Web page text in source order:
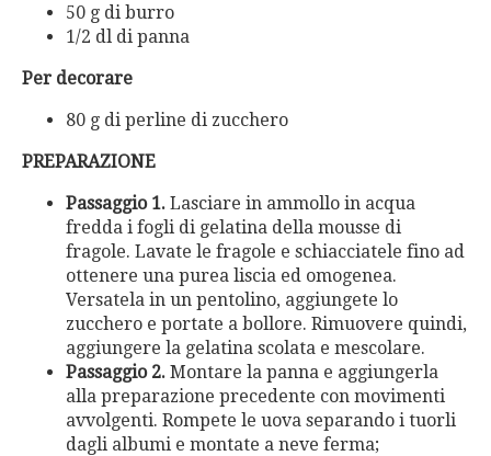
50 g di burro
1/2 dl di panna
Per decorare
80 g di perline di zucchero
PREPARAZIONE
Passaggio 1. Lasciare in ammollo in acqua
fredda i fogli di gelatina della mousse di
fragole. Lavate le fragole e schiacciatele fino ad
ottenere una purea liscia ed omogenea.
Versatela in un pentolino, aggiungete lo
zucchero e portate a bollore. Rimuovere quindi,
aggiungere la gelatina scolata e mescolare.
Passaggio 2. Montare la panna e aggiungerla
alla preparazione precedente con movimenti
avvolgenti. Rompete le uova separando i tuorli
dagli albumi e montate a neve ferma;